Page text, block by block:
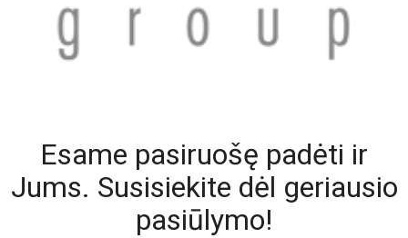
Esame pasiruošę padėti ir
Jums. Susisiekite dėl geriausio
pasiūlymo!